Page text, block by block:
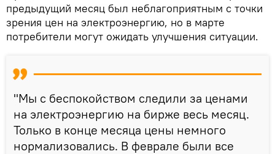
предыдущий месяц был неблагоприятным с точки
зрения цен на электроэнергию, но в марте
потребители могут ожидать улучшения ситуации.
"Мы с беспокойством следили за ценами
на электроэнергию на бирже весь месяц.
Только в конце месяца цены немного
нормализовались. В феврале были все